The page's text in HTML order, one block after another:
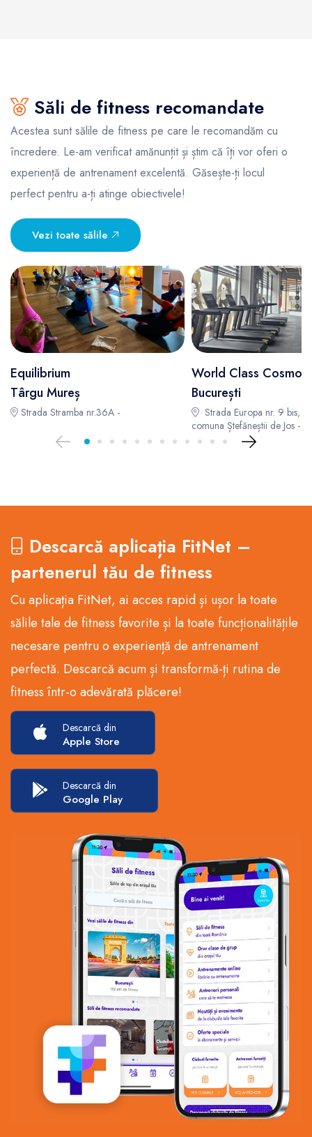
Săli de fitness recomandate
Acestea sunt sălile de fitness pe care le recomandăm cu
încredere. Le-am verificat amănunțit și știm că îți vor oferi o
experiență de antrenament excelentă. Găsește-ți locul
perfect pentru a-ți atinge obiectivele!
Vezi toate sălile
Equilibrium
Târgu Mureș
Strada Stramba nr.36A -
World Class
București
Strada Europa nr. 9 bis,
comuna Ștefăneștii de Jos -
Descarcă aplicația FitNet –
partenerul tău de fitness
Cu aplicația FitNet, ai acces rapid și ușor la toate
sălile tale de fitness favorite și la toate funcționalitățile
necesare pentru o experiență de antrenament
perfectă. Descarcă acum și transformă-ți rutina de
fitness într-o adevărată plăcere!
Descarcă din
Apple Store
Descarcă din
Google Play